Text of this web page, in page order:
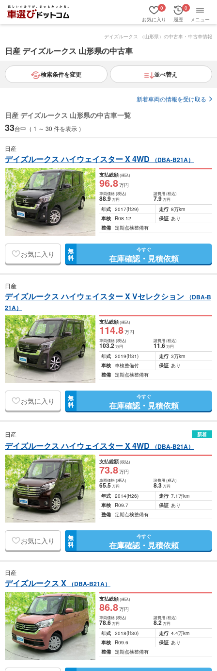
お気に入り
0
履歴
0
メニュー
デイズルークス （山形県）の中古車・中古車情報
日産 デイズルークス 山形県の中古車
検索条件を変更 並べ替え
新着車両の情報を受け取る
日産 デイズルークス 山形県の中古車一覧
33台中（ 1 ～ 30 件を表示 ）
日産
デイズルークス ハイウェイスター X 4WD （DBA-B21A）
支払総額(税込)
96.8万円
車両価格(税込)
88.9万円
諸費用 (税込)
7.9 万円
年式 2017(H29) 走行 8万km
車検
R08.12 保証 あり
整備 定期点検整備有
お気に入り 無
料
今すぐ
在庫確認・見積依頼
日産
デイズルークス ハイウェイスター X Vセレクション
（DBA-B
21A）
支払総額(税込)
114.8万円
車両価格(税込)
103.2万円
諸費用 (税込)
11.6 万円
年式 2019(H31) 走行 3万km
車検 車検整備付 保証 あり
整備 定期点検整備有
お気に入り 無
料
今すぐ
在庫確認・見積依頼
日産 新着
デイズルークス ハイウェイスター X 4WD （DBA-B21A）
支払総額(税込)
73.8万円
車両価格(税込)
65.5万円
諸費用 (税込)
8.3 万円
年式 2014(H26) 走行 7.1万km
車検
R09.7 保証 あり
整備 定期点検整備有
お気に入り 無
料
今すぐ
在庫確認・見積依頼
日産
デイズルークス X （DBA-B21A）
支払総額(税込)
86.8万円
車両価格(税込)
78.6万円
諸費用 (税込)
8.2 万円
年式 2018(H30) 走行 4.4万km
車検
R09.6 保証 あり
整備 定期点検整備有